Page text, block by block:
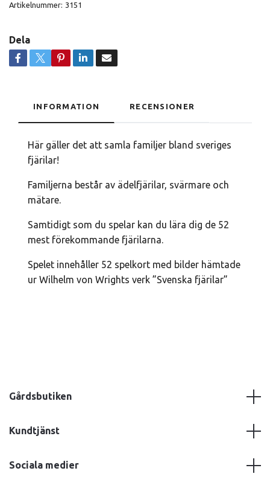
Artikelnummer: 3151
Dela
INFORMATION RECENSIONER
Här gäller det att samla familjer bland sveriges
fjärilar!
Familjerna består av ädelfjärilar, svärmare och
mätare.
Samtidigt som du spelar kan du lära dig de 52
mest förekommande fjärilarna.
Spelet innehåller 52 spelkort med bilder hämtade
ur Wilhelm von Wrights verk ”Svenska fjärilar”
Gårdsbutiken
Kundtjänst
Sociala medier